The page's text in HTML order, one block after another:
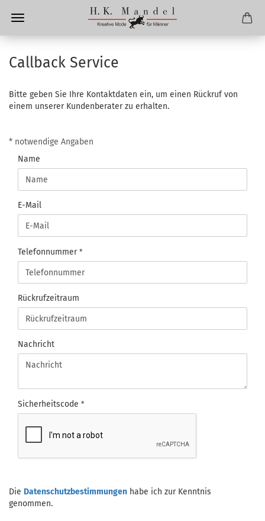
Callback Service
Bitte geben Sie Ihre Kontaktdaten ein, um einen Rückruf von
einem unserer Kundenberater zu erhalten.
SERVICE
* notwendige Angaben
Name
E-Mail
Telefonnummer
Rückrufzeitraum
Nachricht
Sicherheitscode
DATENSCHUTZBESTIMMUNGEN
Die Datenschutzbestimmungen habe ich zur Kenntnis
genommen.